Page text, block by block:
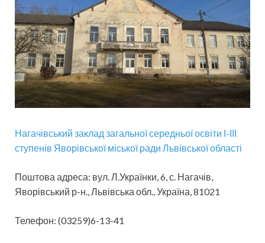
Нагачівський заклад загальної середньої освіти І-ІІІ
ступенів Яворівської міської ради Львівської області
Поштова адреса: вул. Л.Українки, 6, с. Нагачів,
Яворівський р-н., Львівська обл., Україна, 81021
Телефон: (03259)6-13-41